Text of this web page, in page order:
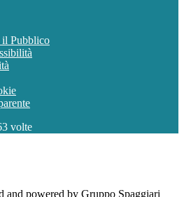
Pubblico
volte
and powered by Gruppo Spaggiari